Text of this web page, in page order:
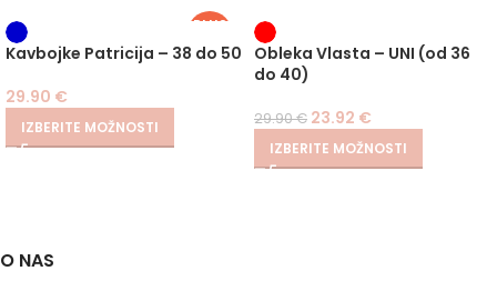
PLUS
Kavbojke Patricija – 38 do 50
29.90 €
IZBERITE MOŽNOSTI
-20%
Obleka Vlasta – UNI (od 36
do 40)
29.90€ 23.92 €
IZBERITE MOŽNOSTI
O NAS